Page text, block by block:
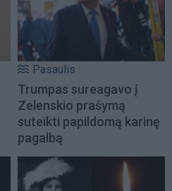
Pasaulis
Trumpas sureagavo į
Zelenskio prašymą
suteikti papildomą karinę
pagalbą